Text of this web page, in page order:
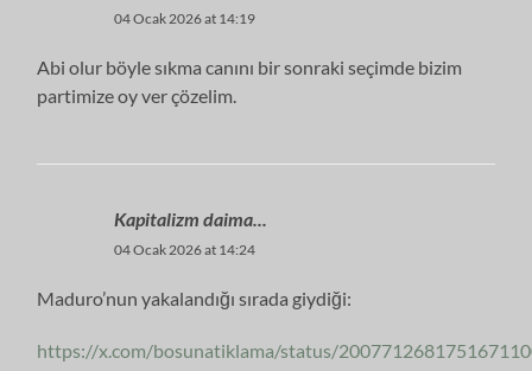
04 Ocak 2026 at 14:19
Abi olur böyle sıkma canını bir sonraki seçimde bizim
partimize oy ver çözelim.
Kapitalizm daima...
04 Ocak 2026 at 14:24
Maduro’nun yakalandığı sırada giydiği:
https://x.com/bosunatiklama/status/